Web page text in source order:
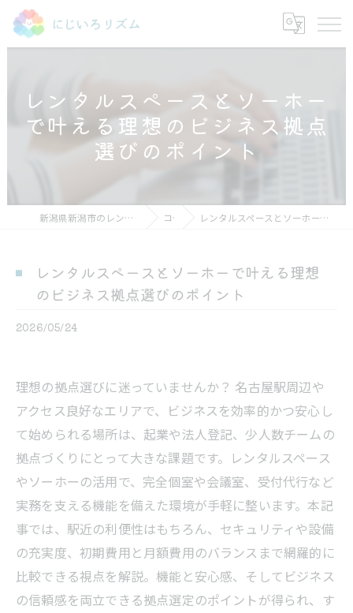
レンタルスペースとソーホー
で叶える理想のビジネス拠点
選びのポイント
新潟県新潟市のレンタルスペースならにじいろリズム コラム レンタルスペースとソーホーで叶える理想のビジネス拠点選びのポイント
レンタルスペースとソーホーで叶える理想
のビジネス拠点選びのポイント
2026/05/24
理想の拠点選びに迷っていませんか？ 名古屋駅周辺や
アクセス良好なエリアで、ビジネスを効率的かつ安心し
て始められる場所は、起業や法人登記、少人数チームの
拠点づくりにとって大きな課題です。レンタルスペース
やソーホーの活用で、完全個室や会議室、受付代行など
実務を支える機能を備えた環境が手軽に整います。本記
事では、駅近の利便性はもちろん、セキュリティや設備
の充実度、初期費用と月額費用のバランスまで網羅的に
比較できる視点を解説。機能と安心感、そしてビジネス
の信頼感を両立できる拠点選定のポイントが得られ、す